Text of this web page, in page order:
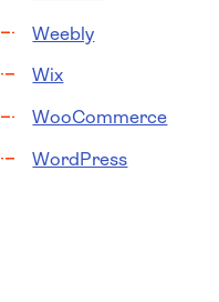
Weebly
Wix
WooCommerce
WordPress